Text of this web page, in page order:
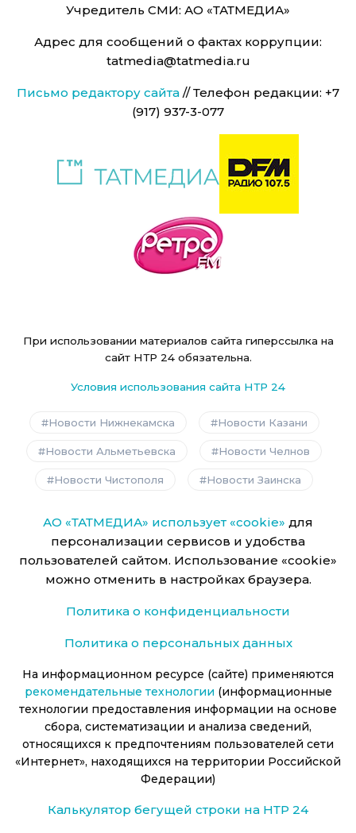
Учредитель СМИ: АО «ТАТМЕДИА»
Адрес для сообщений о фактах коррупции:
tatmedia@tatmedia.ru
Письмо редактору сайта // Телефон редакции: +7
(917) 937-3-077
При использовании материалов сайта гиперссылка на
сайт НТР 24 обязательна.
Условия использования сайта НТР 24
Новости Нижнекамска Новости Казани
Новости Альметьевска Новости Челнов
Новости Чистополя Новости Заинска
АО «ТАТМЕДИА» использует «cookie» для
персонализации сервисов и удобства
пользователей сайтом. Использование «cookie»
можно отменить в настройках браузера.
Политика о конфиденциальности
Политика о персональных данных
На информационном ресурсе (сайте) применяются
рекомендательные технологии (информационные
технологии предоставления информации на основе
сбора, систематизации и анализа сведений,
относящихся к предпочтениям пользователей сети
«Интернет», находящихся на территории Российской
Федерации)
Калькулятор бегущей строки на НТР 24